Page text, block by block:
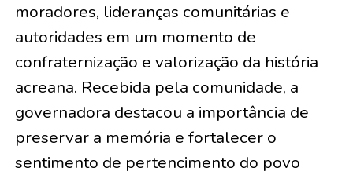
moradores, lideranças comunitárias e
autoridades em um momento de
confraternização e valorização da história
acreana. Recebida pela comunidade, a
governadora destacou a importância de
preservar a memória e fortalecer o
sentimento de pertencimento do povo